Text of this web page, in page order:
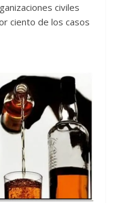
civiles
ciento de los casos